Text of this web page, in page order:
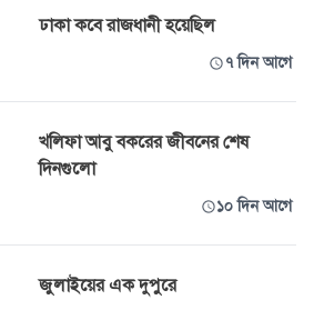
ঢাকা কবে রাজধানী হয়েছিল
৭ দিন আগে
খলিফা আবু বকরের জীবনের শেষ
দিনগুলো
১০ দিন আগে
জুলাইয়ের এক দুপুরে